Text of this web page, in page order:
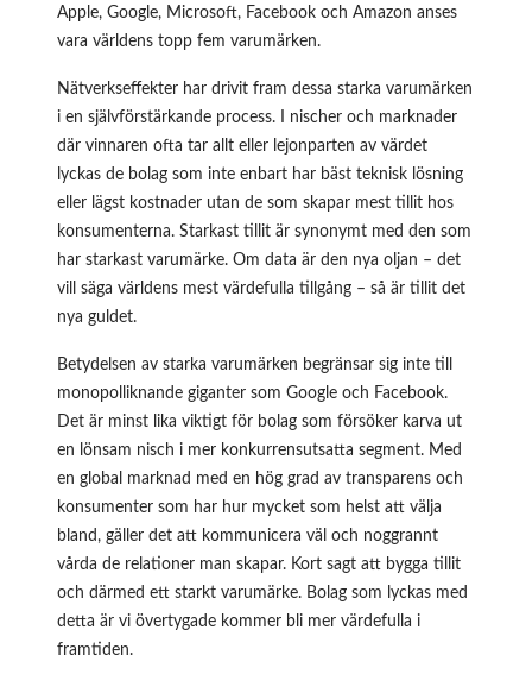
Apple, Google, Microsoft, Facebook och Amazon anses
vara världens topp fem varumärken.
Nätverkseffekter har drivit fram dessa starka varumärken
i en självförstärkande process. I nischer och marknader
där vinnaren ofta tar allt eller lejonparten av värdet
lyckas de bolag som inte enbart har bäst teknisk lösning
eller lägst kostnader utan de som skapar mest tillit hos
konsumenterna. Starkast tillit är synonymt med den som
har starkast varumärke. Om data är den nya oljan – det
vill säga världens mest värdefulla tillgång – så är tillit det
nya guldet.
Betydelsen av starka varumärken begränsar sig inte till
monopolliknande giganter som Google och Facebook.
Det är minst lika viktigt för bolag som försöker karva ut
en lönsam nisch i mer konkurrensutsatta segment. Med
en global marknad med en hög grad av transparens och
konsumenter som har hur mycket som helst att välja
bland, gäller det att kommunicera väl och noggrannt
vårda de relationer man skapar. Kort sagt att bygga tillit
och därmed ett starkt varumärke. Bolag som lyckas med
detta är vi övertygade kommer bli mer värdefulla i
framtiden.